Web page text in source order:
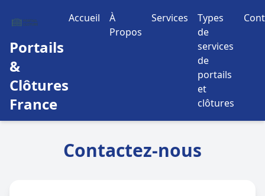
Portails
&
Clôtures
France
Accueil
À
Propos
Services
Types
de
services
de
portails
et
clôtures
Contactez-nous